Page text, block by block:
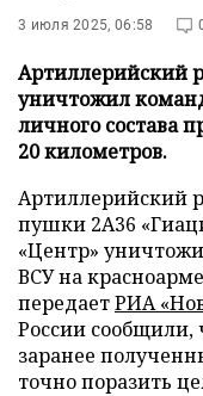
3 июля 2025, 06:58
Артиллерийский
уничтожил
личного состава
20 километров.
Артиллерийский
пушки 2А36
«Центр»
ВСУ на
передаетРИА
России сообщили,
заранее
точно поразить